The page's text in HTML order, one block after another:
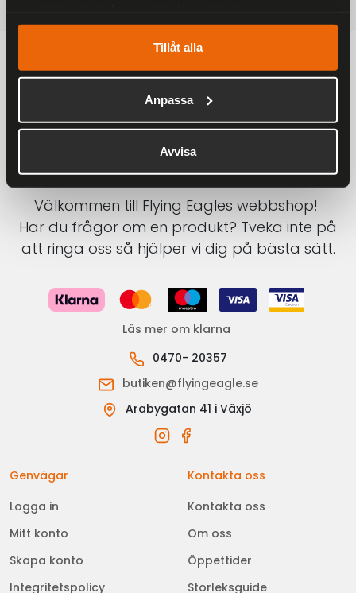
Tillåt alla
Anpassa
Avvisa
Välkommen till Flying Eagles webbshop!
Har du frågor om en produkt? Tveka inte på
att ringa oss så hjälper vi dig på bästa sätt.
Läs mer om klarna
0470- 20357
butiken@flyingeagle.se
Arabygatan 41 i Växjö
Genvägar
Logga in
Mitt konto
Skapa konto
Integritetspolicy
Kontakta oss
Kontakta oss
Om oss
Öppettider
Storleksguide